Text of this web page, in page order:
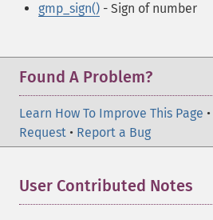
gmp_sign() - Sign of number
Found A Problem?
Learn How To Improve This Page •
Request • Report a Bug
User Contributed Notes